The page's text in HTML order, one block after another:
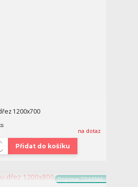
1200x700
na dotaz
Přidat do košíku
Doprava ZDARMA